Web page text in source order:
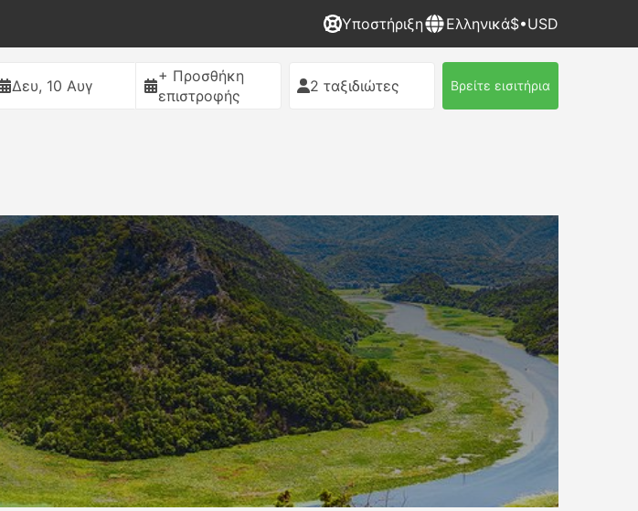
Υποστήριξη Ελληνικά$•USD
Δευ, 10 Αυγ
+ Προσθήκη
επιστροφής
2 ταξιδιώτες Βρείτε εισιτήρια